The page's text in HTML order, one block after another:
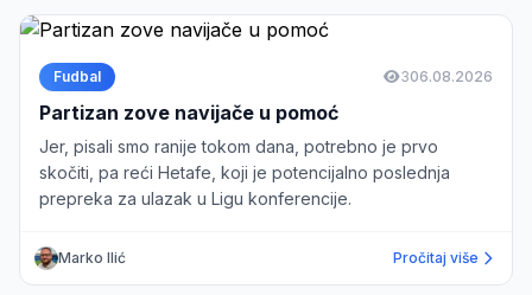
Fudbal 306.08.2026
Partizan zove navijače u pomoć
Jer, pisali smo ranije tokom dana, potrebno je prvo
skočiti, pa reći Hetafe, koji je potencijalno poslednja
prepreka za ulazak u Ligu konferencije.
Marko Ilić Pročitaj više